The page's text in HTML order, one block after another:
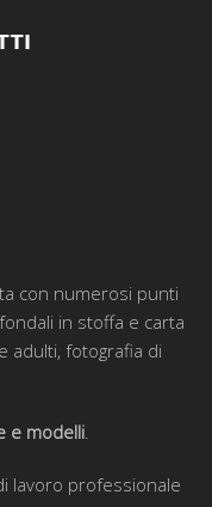
con numerosi punti
in stoffa e carta
adulti, fotografia di
e modelli.
lavoro professionale